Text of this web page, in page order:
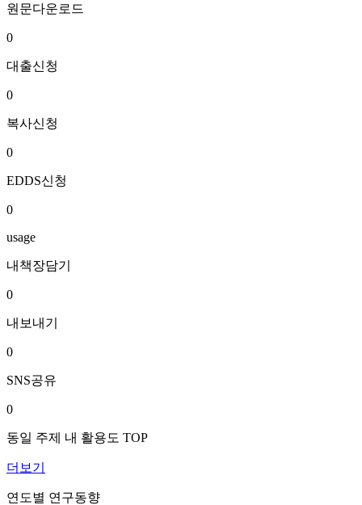
원문다운로드
0
대출신청
0
복사신청
0
EDDS신청
0
usage
내책장담기
0
내보내기
0
SNS공유
0
동일 주제 내 활용도 TOP
더보기
연도별 연구동향